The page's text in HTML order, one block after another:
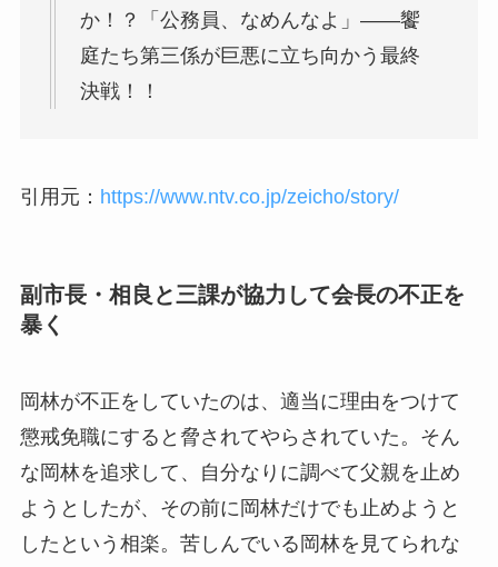
か！？「公務員、なめんなよ」――饗
庭たち第三係が巨悪に立ち向かう最終
決戦！！
引用元： https://www.ntv.co.jp/zeicho/story/
副市長・相良と三課が協力して会長の不正を
暴く
岡林が不正をしていたのは、適当に理由をつけて
懲戒免職にすると脅されてやらされていた。そん
な岡林を追求して、自分なりに調べて父親を止め
ようとしたが、その前に岡林だけでも止めようと
したという相楽。苦しんでいる岡林を見てられな